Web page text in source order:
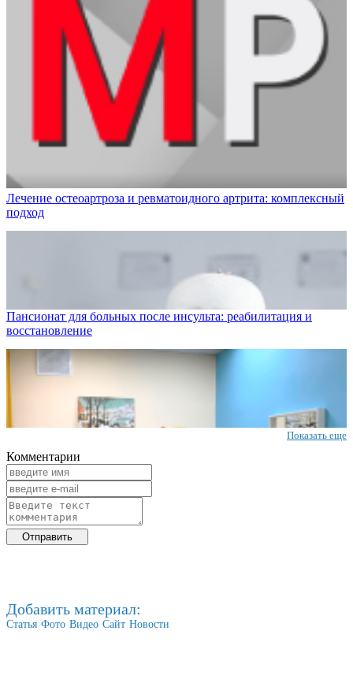
Лечение остеоартроза и ревматоидного артрита: комплексный
подход
Пансионат для больных после инсульта: реабилитация и
восстановление
Показать еще
Комментарии
Добавить материал:
Статья Фото Видео Сайт Новости